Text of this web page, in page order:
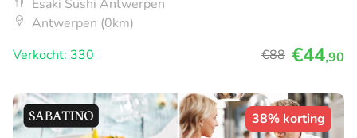
Esaki Sushi Antwerpen
Antwerpen (0km)
Verkocht: 330
€88 €44,90
38% korting